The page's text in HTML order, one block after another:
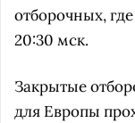
отборочных,
20:30 мск.
Закрытые
для Европы